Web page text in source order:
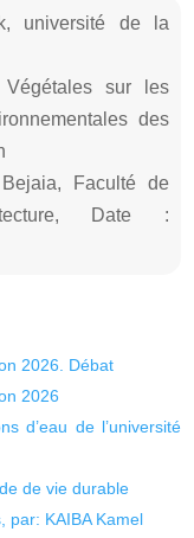
université de la
sur les
des
Faculté de
Date :
2026. Débat
2026
d’eau de l’université
de vie durable
par: KAIBA Kamel